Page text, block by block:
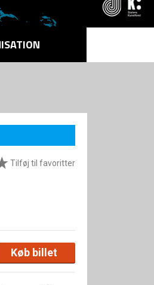
Tilføj til favoritter
Køb billet